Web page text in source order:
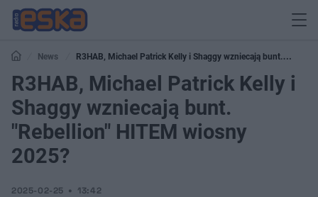
News
R3HAB, Michael Patrick Kelly i Shaggy wzniecają bunt.
"Rebellion" HITEM wiosny 2025?
R3HAB, Michael Patrick Kelly i
Shaggy wzniecają bunt.
"Rebellion" HITEM wiosny
2025?
2025-02-25 13:42